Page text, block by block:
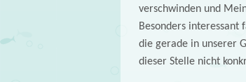
verschwinden und
Besonders interessant
die gerade in unserer
dieser Stelle nicht